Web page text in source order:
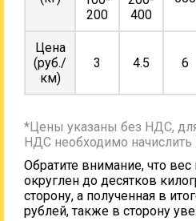
200
400
Цена
(руб./
км)
3 4.5 6
*Цены указаны без НДС,
НДС необходимо
Обратите внимание, что
округлен до десятков
сторону, а полученная в
рублей, также в сторону